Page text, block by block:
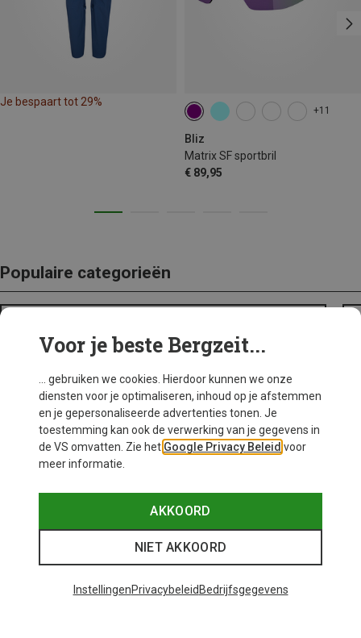
Je bespaart tot 29%
+11
Bliz
Matrix SF sportbril
€ 89,95
Populaire categorieën
Voor je beste Bergzeit...
... gebruiken we cookies. Hierdoor kunnen we onze
diensten voor je optimaliseren, inhoud op je afstemmen
en je gepersonaliseerde advertenties tonen. Je
toestemming kan ook de verwerking van je gegevens in
de VS omvatten. Zie het Google Privacy Beleid voor
meer informatie.
AKKOORD
NIET AKKOORD
InstellingenPrivacybeleid Bedrijfsgegevens